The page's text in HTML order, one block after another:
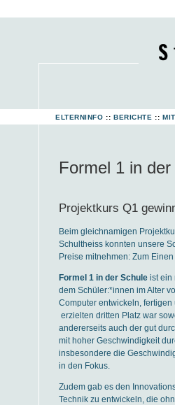
ELTERNINFO :: BERICHTE ::
Formel 1 in
Projektkurs Q1
Beim gleichnamigen
Schultheiss konnten unsere
Preise mitnehmen: Zum
Formel 1 in der Schule ist ein
dem Schüler:*innen im Alter
Computer entwickeln,
erzielten dritten Platz war
andererseits auch der gut
mit hoher Geschwindigkeit
insbesondere die
in den Fokus.
Zudem gab es den
Technik zu entwickeln, die